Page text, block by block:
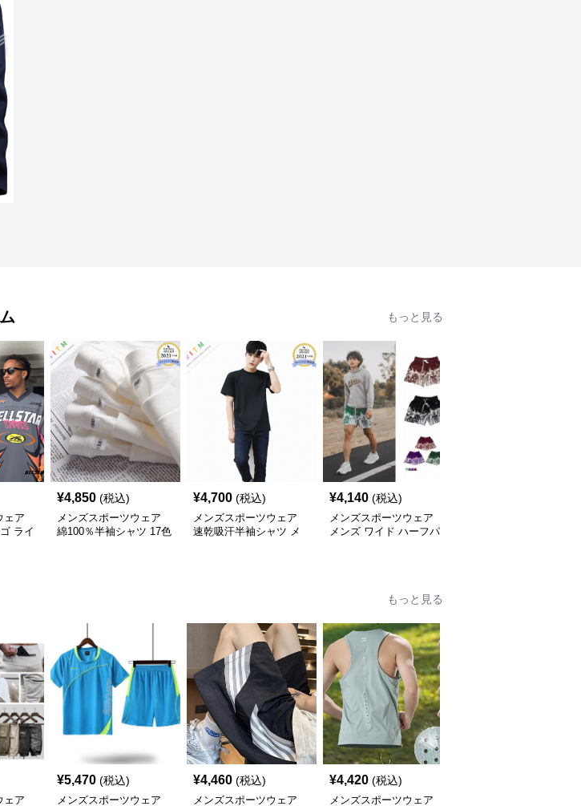
もっと見る
ェア
ライ
¥4,850 (税込)
メンズスポーツウェア
綿100％半袖シャツ 17色
¥4,700 (税込)
メンズスポーツウェア
速乾吸汗半袖シャツ メ
¥4,140 (税込)
メンズスポーツウェア
メンズ ワイド ハーフパ
もっと見る
ェア
¥5,470 (税込)
メンズスポーツウェア
¥4,460 (税込)
メンズスポーツウェア
¥4,420 (税込)
メンズスポーツウェア